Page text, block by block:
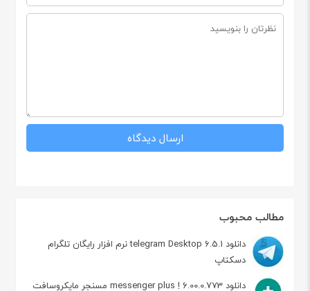
مطالب محبوب
دانلود telegram Desktop 6.5.1 نرم افزار رایگان تلگرام
دسکتاپ
دانلود messenger plus ! 6.00.0.773 مسنجر مایکروسافت